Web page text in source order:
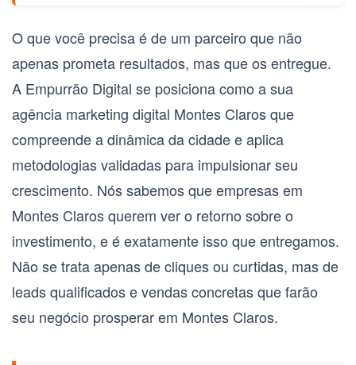
O que você precisa é de um parceiro que não
apenas prometa resultados, mas que os entregue.
A Empurrão Digital se posiciona como a sua
agência marketing digital Montes Clarosque
compreende a dinâmica da cidade e aplica
metodologias validadas para impulsionar seu
crescimento. Nós sabemos que empresas em
Montes Clarosquerem ver o retorno sobre o
investimento, e é exatamente isso que entregamos.
Não se trata apenas de cliques ou curtidas, mas de
leads qualificados e vendas concretas que farão
seu negócio prosperar em Montes Claros.